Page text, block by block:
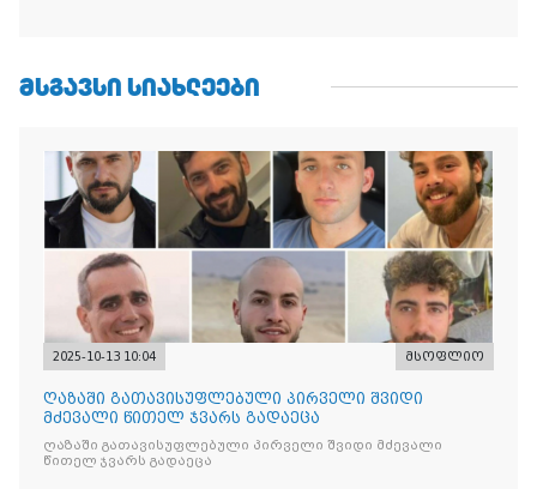
ᲛᲡᲒᲐᲕᲡᲘ ᲡᲘᲐᲮᲚᲔᲔᲑᲘ
2025-10-13 10:04 მსოფლიო
ღაზაში გათავისუფლებული პირველი შვიდი
მძევალი წითელ ჯვარს გადაეცა
ღაზაში გათავისუფლებული პირველი შვიდი მძევალი
წითელ ჯვარს გადაეცა